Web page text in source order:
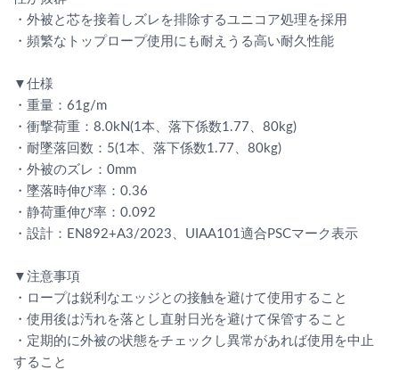
・外被と芯を接着しズレを排除するユニコア処理を採用
・頻繁なトップロープ使用にも耐えうる高い耐久性能
▼仕様
・重量：61g/m
・衝撃荷重：8.0kN(1本、落下係数1.77、80kg)
・耐墜落回数：5(1本、落下係数1.77、80kg)
・外被のズレ：0mm
・墜落時伸び率：0.36
・静荷重伸び率：0.092
・設計：EN892+A3/2023、UIAA101適合PSCマーク表示
▼注意事項
・ロープは鋭利なエッジとの接触を避けて使用すること
・使用後は汚れを落とし直射日光を避けて保管すること
・定期的に外被の状態をチェックし異常があれば使用を中止
すること